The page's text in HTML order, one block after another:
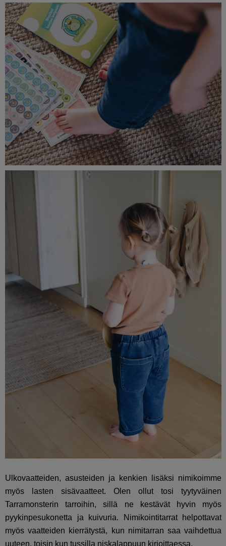
Ulkovaatteiden, asusteiden ja kenkien lisäksi nimikoimme
myös lasten sisävaatteet. Olen ollut tosi tyytyväinen
Tarramonsterin tarroihin, sillä ne kestävät hyvin myös
pyykinpesukonetta ja kuivuria. Nimikointitarrat helpottavat
myös vaatteiden kierrätystä, kun nimitarran saa vaihdettua
uuteen, toisin kun tussilla niskalappuun kirjoittaessa.